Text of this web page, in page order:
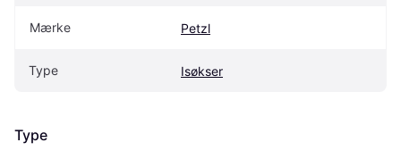
Mærke Petzl
Type Isøkser
Type